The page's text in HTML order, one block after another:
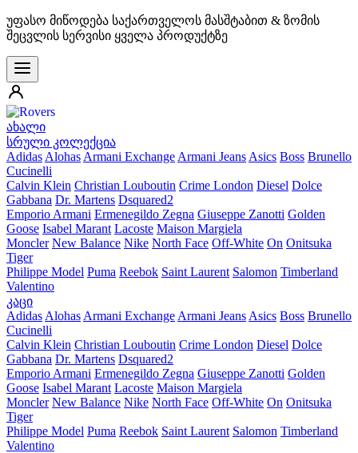
უფასო მიწოდება საქართველოს მასშტაბით & ზომის
შეცვლის სერვისი ყველა პროდუქტზე
ახალი
სრული კოლექცია
Adidas Alohas Armani Exchange Armani Jeans Asics Boss Brunello
Cucinelli
Calvin Klein Christian Louboutin Crime London Diesel Dolce
Gabbana Dr. Martens Dsquared2
Emporio Armani Ermenegildo Zegna Giuseppe Zanotti Golden
Goose Isabel Marant Lacoste Maison Margiela
Moncler New Balance Nike North Face Off-White On Onitsuka
Tiger
Philippe Model Puma Reebok Saint Laurent Salomon Timberland
Valentino
კაცი
Adidas Alohas Armani Exchange Armani Jeans Asics Boss Brunello
Cucinelli
Calvin Klein Christian Louboutin Crime London Diesel Dolce
Gabbana Dr. Martens Dsquared2
Emporio Armani Ermenegildo Zegna Giuseppe Zanotti Golden
Goose Isabel Marant Lacoste Maison Margiela
Moncler New Balance Nike North Face Off-White On Onitsuka
Tiger
Philippe Model Puma Reebok Saint Laurent Salomon Timberland
Valentino